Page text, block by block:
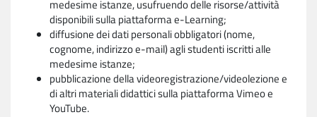
medesime istanze, usufruendo delle risorse/attività
disponibili sulla piattaforma e-Learning;
diffusione dei dati personali obbligatori (nome,
cognome, indirizzo e-mail) agli studenti iscritti alle
medesime istanze;
pubblicazione della videoregistrazione/videolezione e
di altri materiali didattici sulla piattaforma Vimeo e
YouTube.